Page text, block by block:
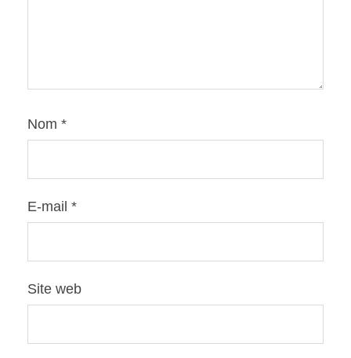
Nom *
E-mail *
Site web